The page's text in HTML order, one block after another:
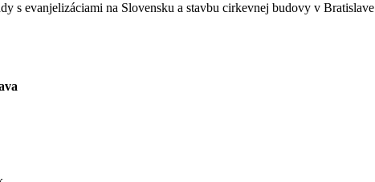
s evanjelizáciami na Slovensku a stavbu cirkevnej budovy v Bratislave